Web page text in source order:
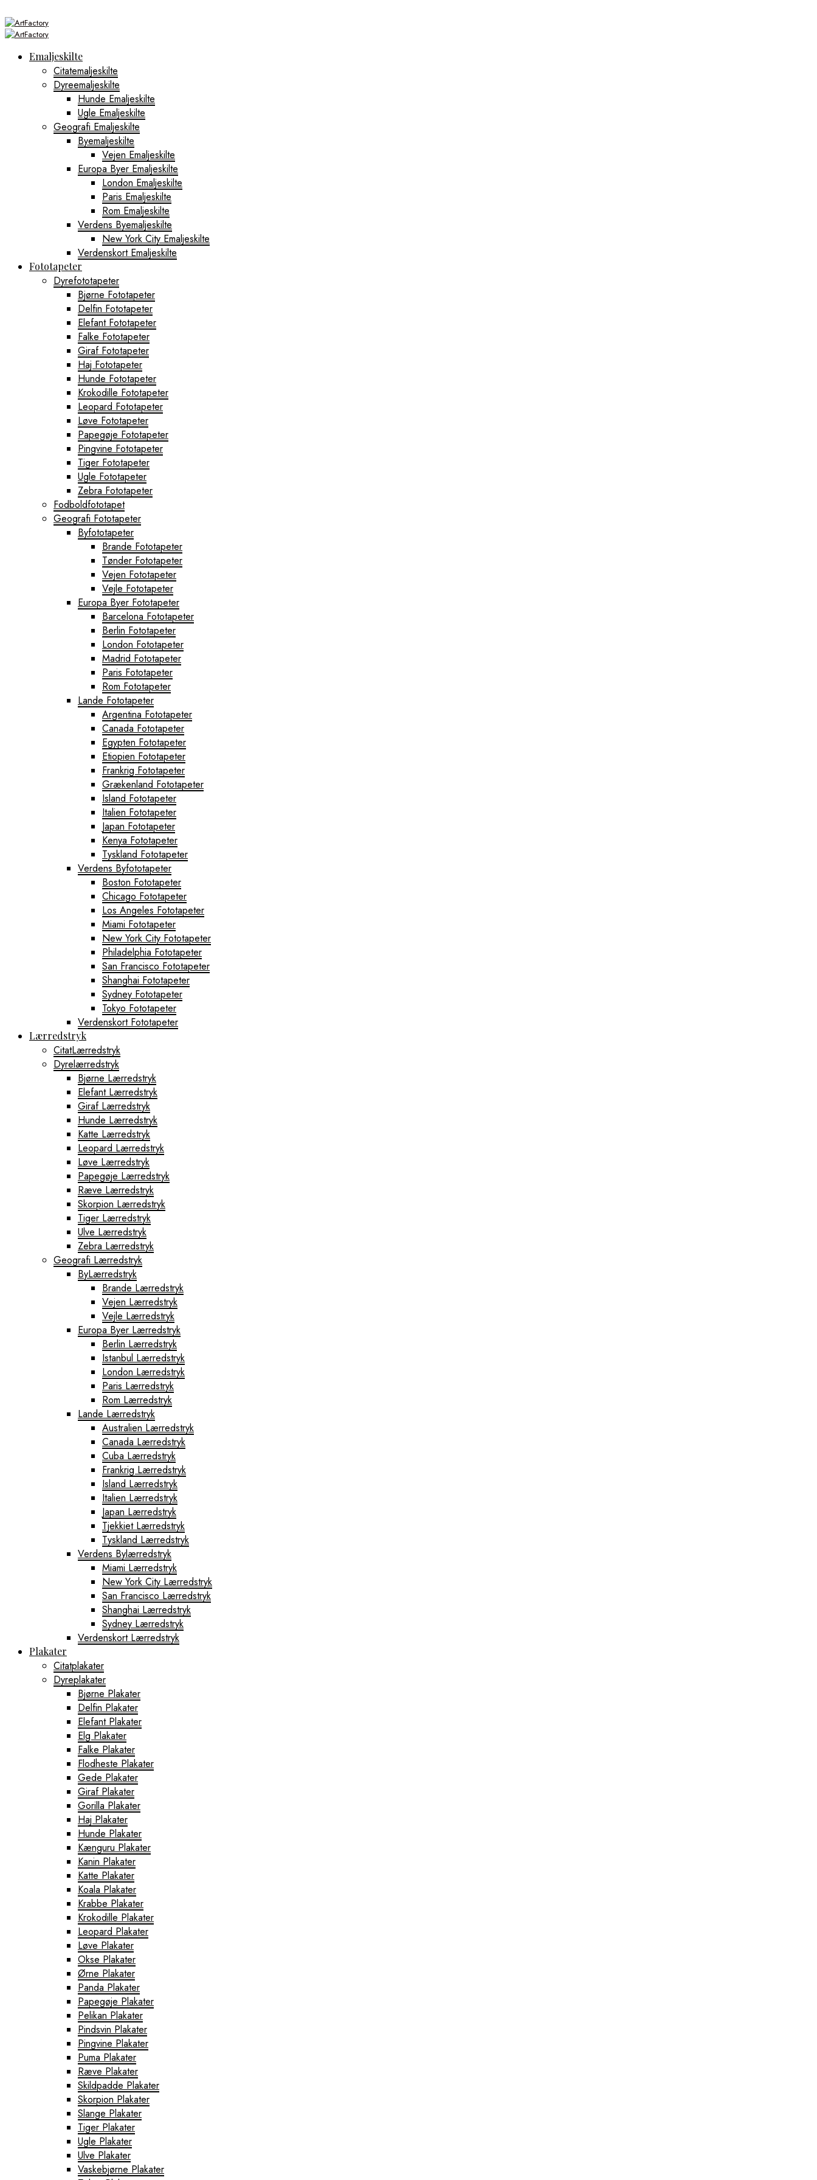
Emaljeskilte
Citatemaljeskilte
Dyreemaljeskilte
Hunde Emaljeskilte
Ugle Emaljeskilte
Geografi Emaljeskilte
Byemaljeskilte
Vejen Emaljeskilte
Europa Byer Emaljeskilte
London Emaljeskilte
Paris Emaljeskilte
Rom Emaljeskilte
Verdens Byemaljeskilte
New York City Emaljeskilte
Verdenskort Emaljeskilte
Fototapeter
Dyrefototapeter
Bjørne Fototapeter
Delfin Fototapeter
Elefant Fototapeter
Falke Fototapeter
Giraf Fototapeter
Haj Fototapeter
Hunde Fototapeter
Krokodille Fototapeter
Leopard Fototapeter
Løve Fototapeter
Papegøje Fototapeter
Pingvine Fototapeter
Tiger Fototapeter
Ugle Fototapeter
Zebra Fototapeter
Fodboldfototapet
Geografi Fototapeter
Byfototapeter
Brande Fototapeter
Tønder Fototapeter
Vejen Fototapeter
Vejle Fototapeter
Europa Byer Fototapeter
Barcelona Fototapeter
Berlin Fototapeter
London Fototapeter
Madrid Fototapeter
Paris Fototapeter
Rom Fototapeter
Lande Fototapeter
Argentina Fototapeter
Canada Fototapeter
Egypten Fototapeter
Etiopien Fototapeter
Frankrig Fototapeter
Grækenland Fototapeter
Island Fototapeter
Italien Fototapeter
Japan Fototapeter
Kenya Fototapeter
Tyskland Fototapeter
Verdens Byfototapeter
Boston Fototapeter
Chicago Fototapeter
Los Angeles Fototapeter
Miami Fototapeter
New York City Fototapeter
Philadelphia Fototapeter
San Francisco Fototapeter
Shanghai Fototapeter
Sydney Fototapeter
Tokyo Fototapeter
Verdenskort Fototapeter
Lærredstryk
CitatLærredstryk
Dyrelærredstryk
Bjørne Lærredstryk
Elefant Lærredstryk
Giraf Lærredstryk
Hunde Lærredstryk
Katte Lærredstryk
Leopard Lærredstryk
Løve Lærredstryk
Papegøje Lærredstryk
Ræve Lærredstryk
Skorpion Lærredstryk
Tiger Lærredstryk
Ulve Lærredstryk
Zebra Lærredstryk
Geografi Lærredstryk
ByLærredstryk
Brande Lærredstryk
Vejen Lærredstryk
Vejle Lærredstryk
Europa Byer Lærredstryk
Berlin Lærredstryk
Istanbul Lærredstryk
London Lærredstryk
Paris Lærredstryk
Rom Lærredstryk
Lande Lærredstryk
Australien Lærredstryk
Canada Lærredstryk
Cuba Lærredstryk
Frankrig Lærredstryk
Island Lærredstryk
Italien Lærredstryk
Japan Lærredstryk
Tjekkiet Lærredstryk
Tyskland Lærredstryk
Verdens Bylærredstryk
Miami Lærredstryk
New York City Lærredstryk
San Francisco Lærredstryk
Shanghai Lærredstryk
Sydney Lærredstryk
Verdenskort Lærredstryk
Plakater
Citatplakater
Dyreplakater
Bjørne Plakater
Delfin Plakater
Elefant Plakater
Elg Plakater
Falke Plakater
Flodheste Plakater
Gede Plakater
Giraf Plakater
Gorilla Plakater
Haj Plakater
Hunde Plakater
Kænguru Plakater
Kanin Plakater
Katte Plakater
Koala Plakater
Krabbe Plakater
Krokodille Plakater
Leopard Plakater
Løve Plakater
Okse Plakater
Ørne Plakater
Panda Plakater
Papegøje Plakater
Pelikan Plakater
Pindsvin Plakater
Pingvine Plakater
Puma Plakater
Ræve Plakater
Skildpadde Plakater
Skorpion Plakater
Slange Plakater
Tiger Plakater
Ugle Plakater
Ulve Plakater
Vaskebjørne Plakater